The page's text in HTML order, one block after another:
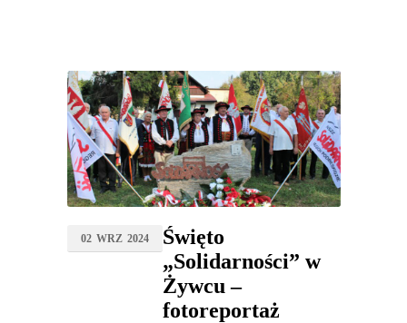
02 WRZ 2024
Święto
„Solidarności” w
Żywcu –
fotoreportaż